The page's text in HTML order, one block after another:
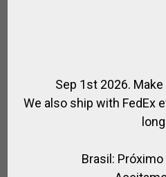
Sep 1st 2026.
We also ship with FedEx
Brasil: